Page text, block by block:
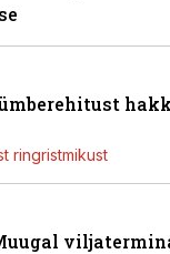
ringristmikust